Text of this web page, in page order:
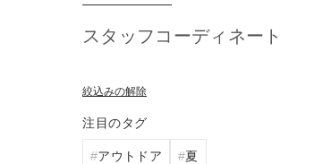
スタッフコーディネート
絞込みの解除
注目のタグ
アウトドア 夏